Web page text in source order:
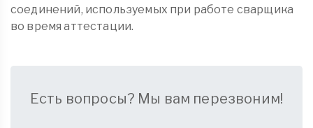
соединений, используемых при работе сварщика
во время аттестации.
Есть вопросы? Мы вам перезвоним!